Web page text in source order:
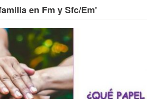
en Fm y Sfc/Em'